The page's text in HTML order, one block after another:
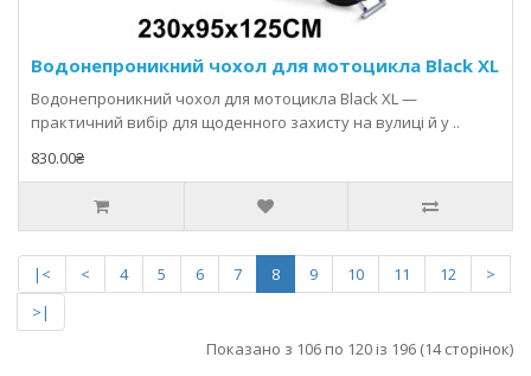
Водонепроникний чохол для мотоцикла Black XL
Водонепроникний чохол для мотоцикла Black XL —
практичний вибір для щоденного захисту на вулиці й у ..
830.00₴
|< < 4 5 6 7 8 9 10 11 12
>
>|
Показано з 106 по 120 із 196 (14 сторінок)